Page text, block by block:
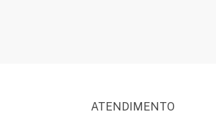
ATENDIMENTO